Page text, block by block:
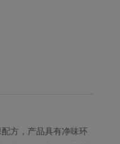
方，产品具有净味环